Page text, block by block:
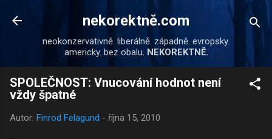
Přeskočit na hlavní obsah
nekorektně.com
neokonzervativně. liberálně. západně. evropsky.
americky. bez obalu. NEKOREKTNĚ.
SPOLEČNOST: Vnucování hodnot není
vždy špatné
Autor: Finrod Felagund - října 15, 2010